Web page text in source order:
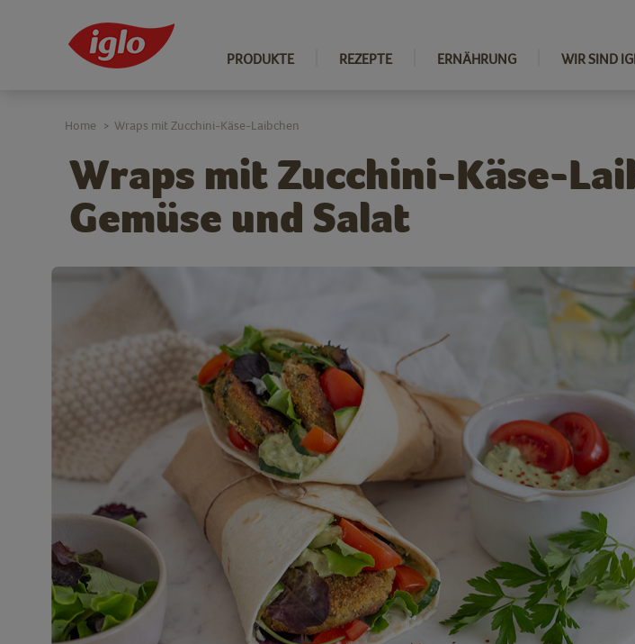
PRODUKTE REZEPTE ERNÄHRUNG WIR SIND
Wraps mit Zucchini-Käse-
Gemüse und Salat
Home > Wraps mit Zucchini-Käse-Laibchen